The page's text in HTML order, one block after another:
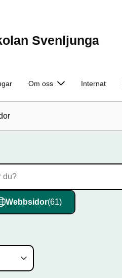
Svenljunga
Om oss Internat
Webbsidor(61)